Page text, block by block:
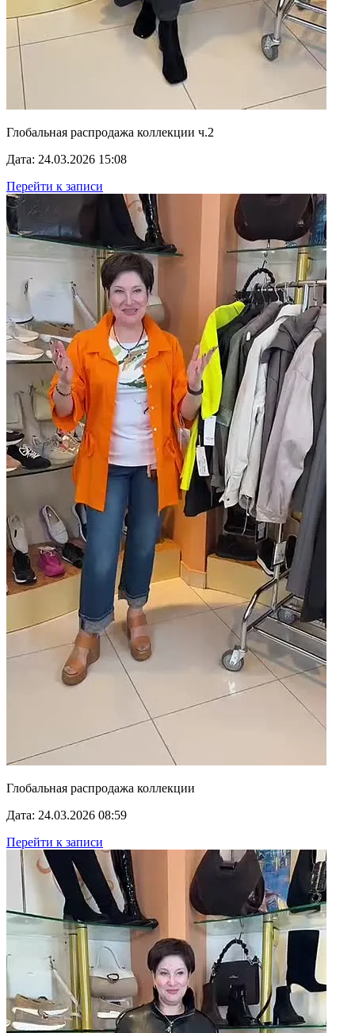
Глобальная распродажа коллекции ч.2
Дата: 24.03.2026 15:08
Перейти к записи
Глобальная распродажа коллекции
Дата: 24.03.2026 08:59
Перейти к записи